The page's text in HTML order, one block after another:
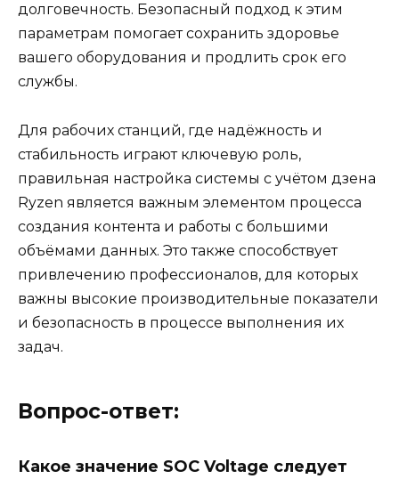
долговечность. Безопасный подход к этим
параметрам помогает сохранить здоровье
вашего оборудования и продлить срок его
службы.
Для рабочих станций, где надёжность и
стабильность играют ключевую роль,
правильная настройка системы с учётом дзена
Ryzen является важным элементом процесса
создания контента и работы с большими
объёмами данных. Это также способствует
привлечению профессионалов, для которых
важны высокие производительные показатели
и безопасность в процессе выполнения их
задач.
Вопрос-ответ:
Какое значение SOC Voltage следует